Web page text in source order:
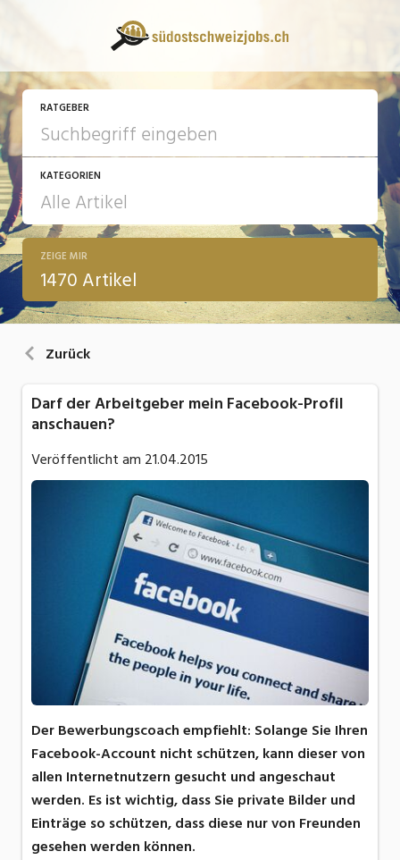
RATGEBER
KATEGORIEN
13 Fragen - 13 Antworten
Arbeit
ZEIGE MIR
1470 Artikel
Zurück
Darf der Arbeitgeber mein Facebook-Profil
anschauen?
Veröffentlicht am 21.04.2015
Der Bewerbungscoach empfiehlt: Solange Sie Ihren
Facebook-Account nicht schützen, kann dieser von
allen Internetnutzern gesucht und angeschaut
werden. Es ist wichtig, dass Sie private Bilder und
Einträge so schützen, dass diese nur von Freunden
gesehen werden können.